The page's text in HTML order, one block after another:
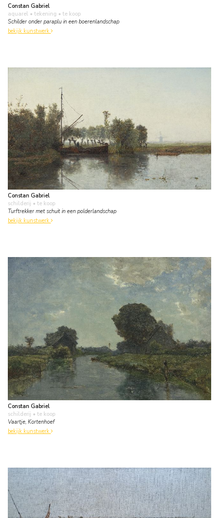
Constan Gabriel
aquarel • tekening • te koop
Schilder onder paraplu in een boerenlandschap
bekijk kunstwerk
Constan Gabriel
schilderij • te koop
Turftrekker met schuit in een polderlandschap
bekijk kunstwerk
Constan Gabriel
schilderij • te koop
Vaartje, Kortenhoef
bekijk kunstwerk